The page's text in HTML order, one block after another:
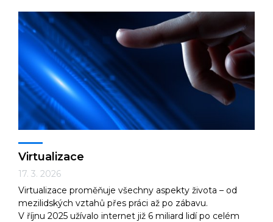
Virtualizace
17. 3. 2026
Virtualizace proměňuje všechny aspekty života – od
mezilidských vztahů přes práci až po zábavu.
V říjnu 2025 užívalo internet již 6 miliard lidí po celém